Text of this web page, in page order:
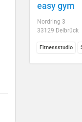
easy gym
Nordring 3
33129 Delbrück
Fitnessstudio